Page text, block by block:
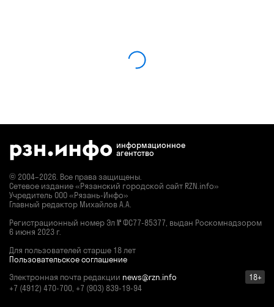
информационное
агентство
© 2004–2026. Все права защищены.
Сетевое издание «Рязанский городской сайт RZN.info»
Учредитель ООО «Рязань-Инфо»
Главный редактор Михайлов А.А.
Регистрационный номер Эл № ФС77-85377, выдан Роскомнадзором
6 июня 2023 г.
Для пользователей старше 18 лет
Пользовательское соглашение
Электронная почта редакции news@rzn.info
18+
+7 (4912) 470-700, +7 (903) 839-19-94